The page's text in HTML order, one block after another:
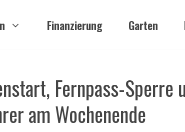
Finanzierung Garten
Fernpass-Sperre
am Wochenende